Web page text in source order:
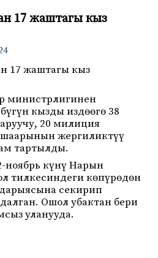
17 жаштагы кыз
17 жаштагы кыз
министрлигинен
кызды издөөгө 38
20 милиция
жергиликтүү
тартылды.
ноябрь күнү Нарын
көпүрөдөн
секирип
Ошол убактан бери
уланууда.